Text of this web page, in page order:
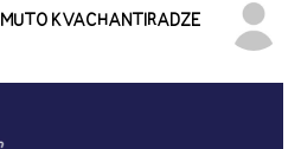
MUTO KVACHANTIRADZE